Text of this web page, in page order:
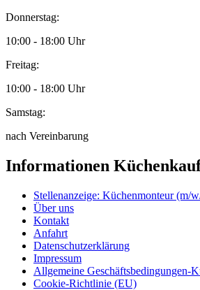
Donnerstag:
10:00 - 18:00 Uhr
Freitag:
10:00 - 18:00 Uhr
Samstag:
nach Vereinbarung
Informationen
Stellenanzeige: Küchenmonteur (m/
Über uns
Kontakt
Anfahrt
Datenschutzerklärung
Impressum
Allgemeine Geschäftsbedingungen-
Cookie-Richtlinie (EU)